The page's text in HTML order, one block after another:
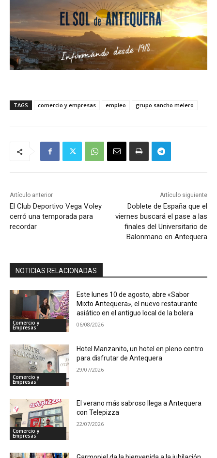
TAGS comercio y empresas empleo grupo sancho melero
Artículo anterior
El Club Deportivo Vega Voley
cerró una temporada para
recordar
Artículo siguiente
Doblete de España que el
viernes buscará el pase a las
finales del Universitario de
Balonmano en Antequera
NOTICIAS RELACIONADAS
Comercio y
Empresas
Este lunes 10 de agosto, abre «Sabor
Mixto Antequera», el nuevo restaurante
asiático en el antiguo local de la bolera
06/08/2026
Comercio y
Empresas
Hotel Manzanito, un hotel en pleno centro
para disfrutar de Antequera
29/07/2026
Comercio y
Empresas
El verano más sabroso llega a Antequera
con Telepizza
22/07/2026